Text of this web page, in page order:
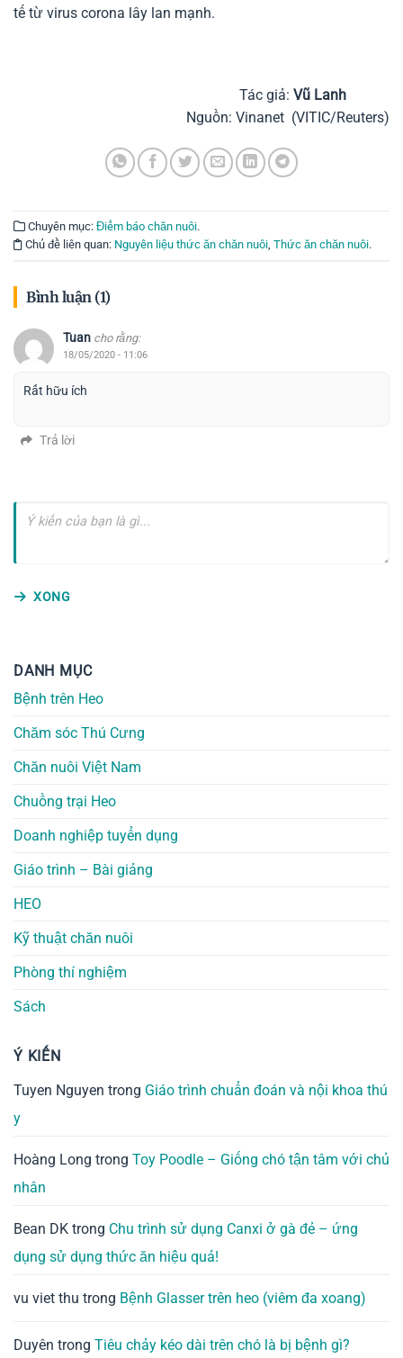
tế từ virus corona lây lan mạnh.
Tác giả: Vũ Lanh
Nguồn: Vinanet (VITIC/Reuters)
Chuyên mục: Điểm báo chăn nuôi.
Chủ đề liên quan: Nguyên liệu thức ăn chăn nuôi Thức ăn chăn nuôi.
Bình luận (1)
Tuan cho rằng:
18/05/2020 - 11:06
Rất hữu ích
Trả lời
XONG
DANH MỤC
Bệnh trên Heo
Chăm sóc Thú Cưng
Chăn nuôi Việt Nam
Chuồng trại Heo
Doanh nghiệp tuyển dụng
Giáo trình – Bài giảng
HEO
Kỹ thuật chăn nuôi
Phòng thí nghiệm
Sách
Ý KIẾN
Tuyen Nguyen trong Giáo trình chuẩn đoán và nội khoa thú
y
Hoàng Long trong Toy Poodle – Giống chó tận tâm với chủ
nhân
Bean DK trong Chu trình sử dụng Canxi ở gà đẻ – ứng
dụng sử dụng thức ăn hiệu quả!
vu viet thu trong Bệnh Glasser trên heo (viêm đa xoang)
Duyên trong Tiêu chảy kéo dài trên chó là bị bệnh gì?